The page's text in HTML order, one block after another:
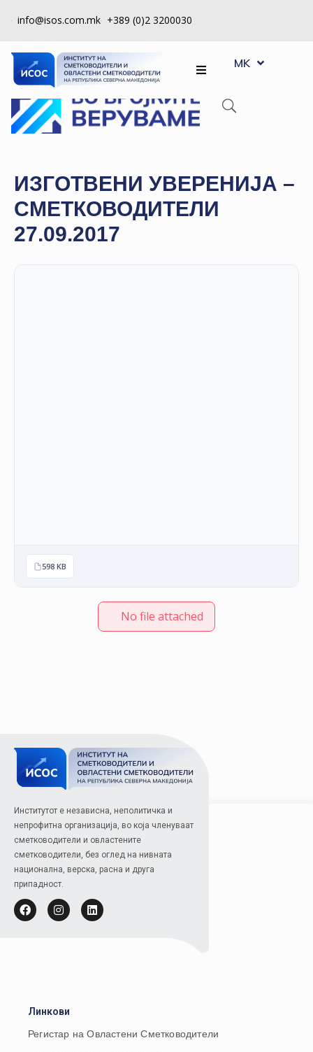
info@isos.com.mk +389 (0)2 3200030
ЗА
НАС
РЕГИСТРИ
НА
КВАЛИТЕТ
КАКО
СТАНАМ
MK
SQ
ИЗГОТВЕНИ УВЕРЕНИЈА –
СМЕТКОВОДИТЕЛИ
27.09.2017
598 KB
No file attached
Институтот е независна, неполитичка и
непрофитна организација, во која членуваат
сметководители и овластените
сметководители, без оглед на нивната
национална, верска, расна и друга
припадност.
Линкови
Регистар на Овластени Сметководители